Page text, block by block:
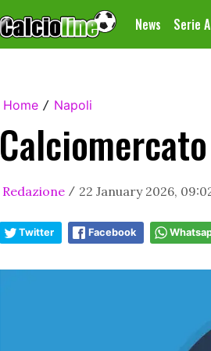
News Serie A
Home / Napoli
Redazione / 22 January 2026,
Twitter Facebook